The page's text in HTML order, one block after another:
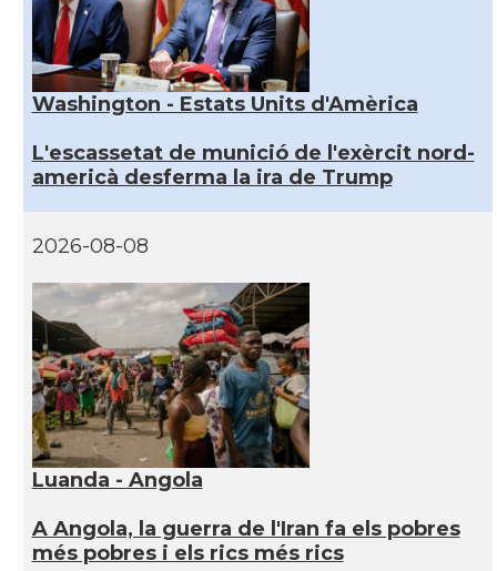
Washington - Estats Units d'Amèrica
L'escassetat de munició de l'exèrcit nord-
americà desferma la ira de Trump
2026-08-08
Luanda - Angola
A Angola, la guerra de l'Iran fa els pobres
més pobres i els rics més rics